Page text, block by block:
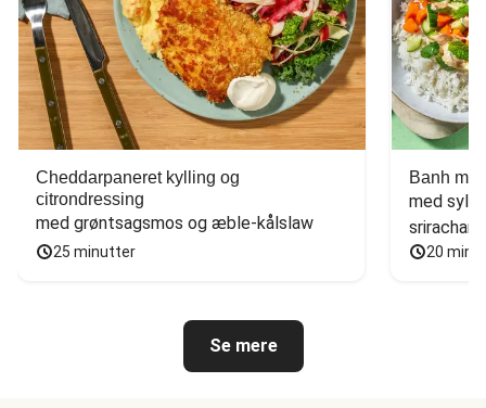
Cheddarpaneret kylling og
citrondressing
med grøntsagsmos og æble-kålslaw
25 minutter
Banh mi-
med
20
Se mere